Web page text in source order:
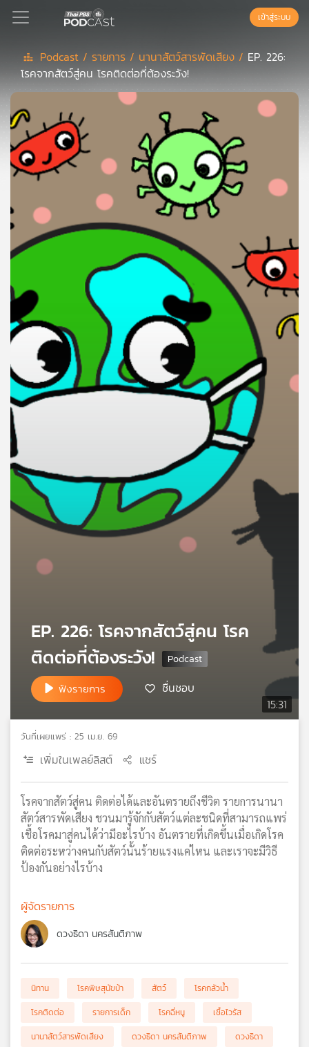
Podcast
เพล
ย์
ลิ
สต์
เพล
ย์
สต์
ของ
คุณ
เพลง
บทความ
ข่าว
และ
กิจกรรม
เครือ
วิทยุ
เครือ
ข่าย
เข้าสู่ระบบ
Podcast / รายการ / นานาสัตว์สารพัดเสียง / EP. 226:
โรคจากสัตว์สู่คน โรคติดต่อที่ต้องระวัง!
15:31
EP. 226: โรคจากสัตว์สู่คน โรค
ติดต่อที่ต้องระวัง!
ฟังรายการ ชื่นชอบ
วันที่เผยแพร่ : 25 เม.ย. 69
เพิ่มในเพลย์ลิสต์ แชร์
โรคจากสัตว์สู่คน ติดต่อได้และอันตรายถึงชีวิต รายการนานา
สัตว์สารพัดเสียง ชวนมารู้จักกับสัตว์แต่ละชนิดที่สามารถแพร่
เชื้อโรคมาสู่คนได้ว่ามีอะไรบ้าง อันตรายที่เกิดขึ้นเมื่อเกิดโรค
ติดต่อระหว่างคนกับสัตว์นั้นร้ายแรงแค่ไหน และเราจะมีวิธี
ป้องกันอย่างไรบ้าง
ผู้จัดรายการ
ดวงธิดา นครสันติภาพ
นิทาน โรคพิษสุนัขบ้า สัตว์
โรคกลัวน้ำ
โรคติดต่อ
รายการเด็ก โรคฉี่หนู
เชื้อไวรัส
นานาสัตว์สารพัดเสียง
ดวงธิดา นครสันติภาพ
ดวงธิดา